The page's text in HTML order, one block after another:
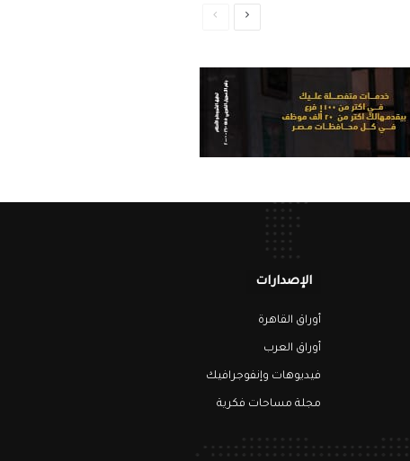
الصفحة الصفحة
الإصدارات
أوراق القاهرة
أوراق العرب
فيديوهات وإنفوجرافيك
مجلة مساحات فكرية